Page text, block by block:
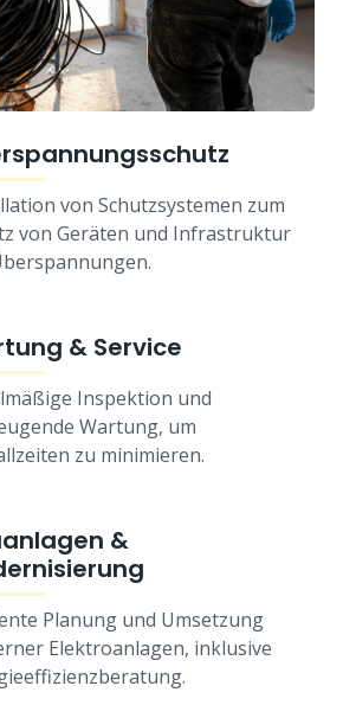
von Schutzsystemen zum
von Geräten und Infrastruktur
& Service
Inspektion und
Wartung, um
zu minimieren.
&
Planung und Umsetzung
Elektroanlagen, inklusive